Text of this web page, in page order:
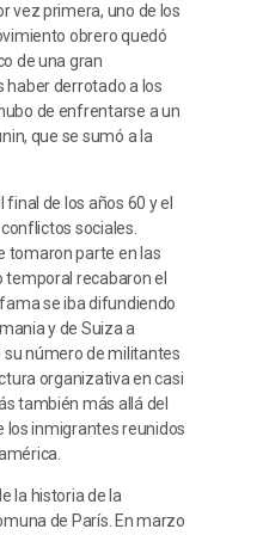
vez primera, uno de los
obrero quedó
de una gran
haber derrotado a los
de enfrentarse a un
que se sumó a la
de los años 60 y el
sociales.
tomaron parte en las
recabaron el
se iba difundiendo
y de Suiza a
su número de militantes
organizativa en casi
también más allá del
los inmigrantes reunidos
la historia de la
de París. En marzo